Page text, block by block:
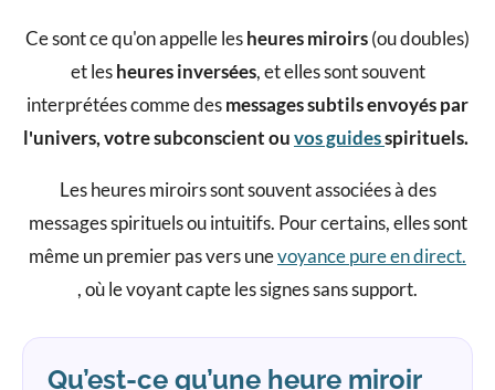
Ce sont ce qu'on appelle les heures miroirs (ou doubles)
et les heures inversées, et elles sont souvent
interprétées comme des messages subtils envoyés par
l'univers, votre subconscient ou vos guidesspirituels.
Les heures miroirs sont souvent associées à des
messages spirituels ou intuitifs. Pour certains, elles sont
même un premier pas vers unevoyance pure en direct.
, où le voyant capte les signes sans support.
Qu’est-ce qu’une heure miroir